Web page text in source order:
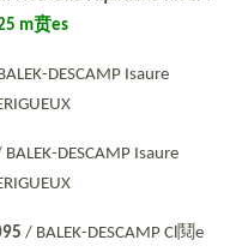
m贲es
DESCAMP Isaure
BALEK-DESCAMP Isaure
/ BALEK-DESCAMP Cl 鬩e